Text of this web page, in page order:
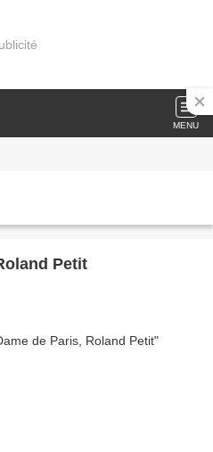
MENU
Petit